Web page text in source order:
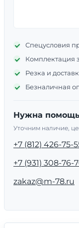
Спецусловия
Комплектация
Резка и
Безналичная
Нужна
Уточним наличие,
+7 (812) 426-75-
+7 (931) 308-76-
zakaz@m-78.ru